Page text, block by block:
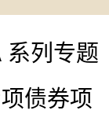
系列专题
债券项